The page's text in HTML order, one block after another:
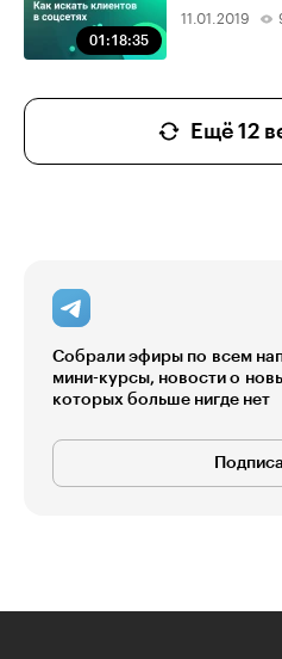
01:18:35
11.01.2019
Ещё 12
Собрали эфиры по всем
мини-курсы, новости о
которых больше нигде нет